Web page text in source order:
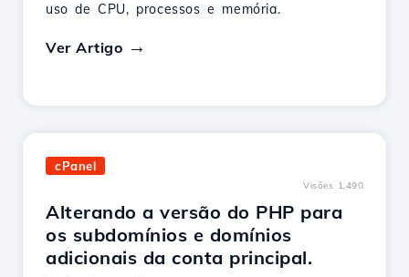
uso de CPU, processos e memória.
Ver Artigo
cPanel
Visões 1,490
Alterando a versão do PHP para
os subdomínios e domínios
adicionais da conta principal.